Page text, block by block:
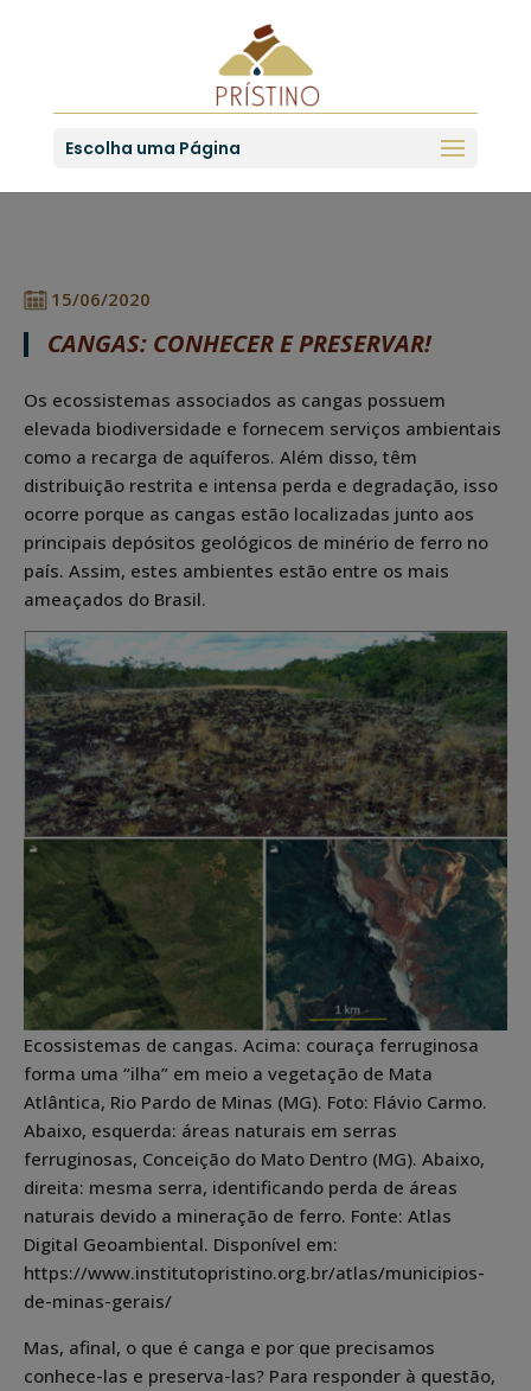
Escolha uma Página
15/06/2020
CANGAS: CONHECER E PRESERVAR!
Os ecossistemas associados as cangas possuem
elevada biodiversidade e fornecem serviços ambientais
como a recarga de aquíferos. Além disso, têm
distribuição restrita e intensa perda e degradação, isso
ocorre porque as cangas estão localizadas junto aos
principais depósitos geológicos de minério de ferro no
país. Assim, estes ambientes estão entre os mais
ameaçados do Brasil.
Ecossistemas de cangas. Acima: couraça ferruginosa
forma uma “ilha” em meio a vegetação de Mata
Atlântica, Rio Pardo de Minas (MG). Foto: Flávio Carmo.
Abaixo, esquerda: áreas naturais em serras
ferruginosas, Conceição do Mato Dentro (MG). Abaixo,
direita: mesma serra, identificando perda de áreas
naturais devido a mineração de ferro. Fonte: Atlas
Digital Geoambiental. Disponível em:
https://www.institutopristino.org.br/atlas/municipios-
de-minas-gerais/
Mas, afinal, o que é canga e por que precisamos
conhece-las e preserva-las? Para responder à questão,